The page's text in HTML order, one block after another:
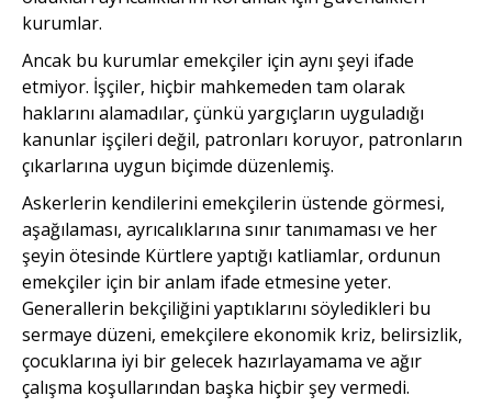
kurumlar.
Ancak bu kurumlar emekçiler için aynı şeyi ifade
etmiyor. İşçiler, hiçbir mahkemeden tam olarak
haklarını alamadılar, çünkü yargıçların uyguladığı
kanunlar işçileri değil, patronları koruyor, patronların
çıkarlarına uygun biçimde düzenlemiş.
Askerlerin kendilerini emekçilerin üstende görmesi,
aşağılaması, ayrıcalıklarına sınır tanımaması ve her
şeyin ötesinde Kürtlere yaptığı katliamlar, ordunun
emekçiler için bir anlam ifade etmesine yeter.
Generallerin bekçiliğini yaptıklarını söyledikleri bu
sermaye düzeni, emekçilere ekonomik kriz, belirsizlik,
çocuklarına iyi bir gelecek hazırlayamama ve ağır
çalışma koşullarından başka hiçbir şey vermedi.